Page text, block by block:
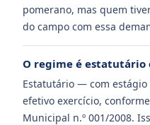
pomerano, mas quem
do campo com essa
O regime é estatutário
Estatutário — com
efetivo exercício,
Municipal n.º 001/2008.